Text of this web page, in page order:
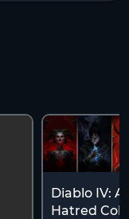
Diablo IV:
Hatred